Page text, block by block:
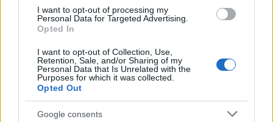
I want to opt-out of processing my
Personal Data for Targeted Advertising.
Opted In
I want to opt-out of Collection, Use,
Retention, Sale, and/or Sharing of my
Personal Data that Is Unrelated with the
Purposes for which it was collected.
Opted Out
Google consents